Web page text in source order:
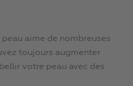
aime de nombreuses
toujours augmenter
votre peau avec des